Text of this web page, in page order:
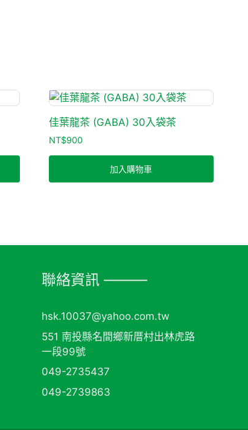
佳葉龍茶 (GABA) 30入袋茶
NT$900
加入購物車
聯絡資訊 ———
hsk.10037@yahoo.com.tw
551 南投縣名間鄉新厝村出林虎路
一段99號
049-2735437
049-2739863